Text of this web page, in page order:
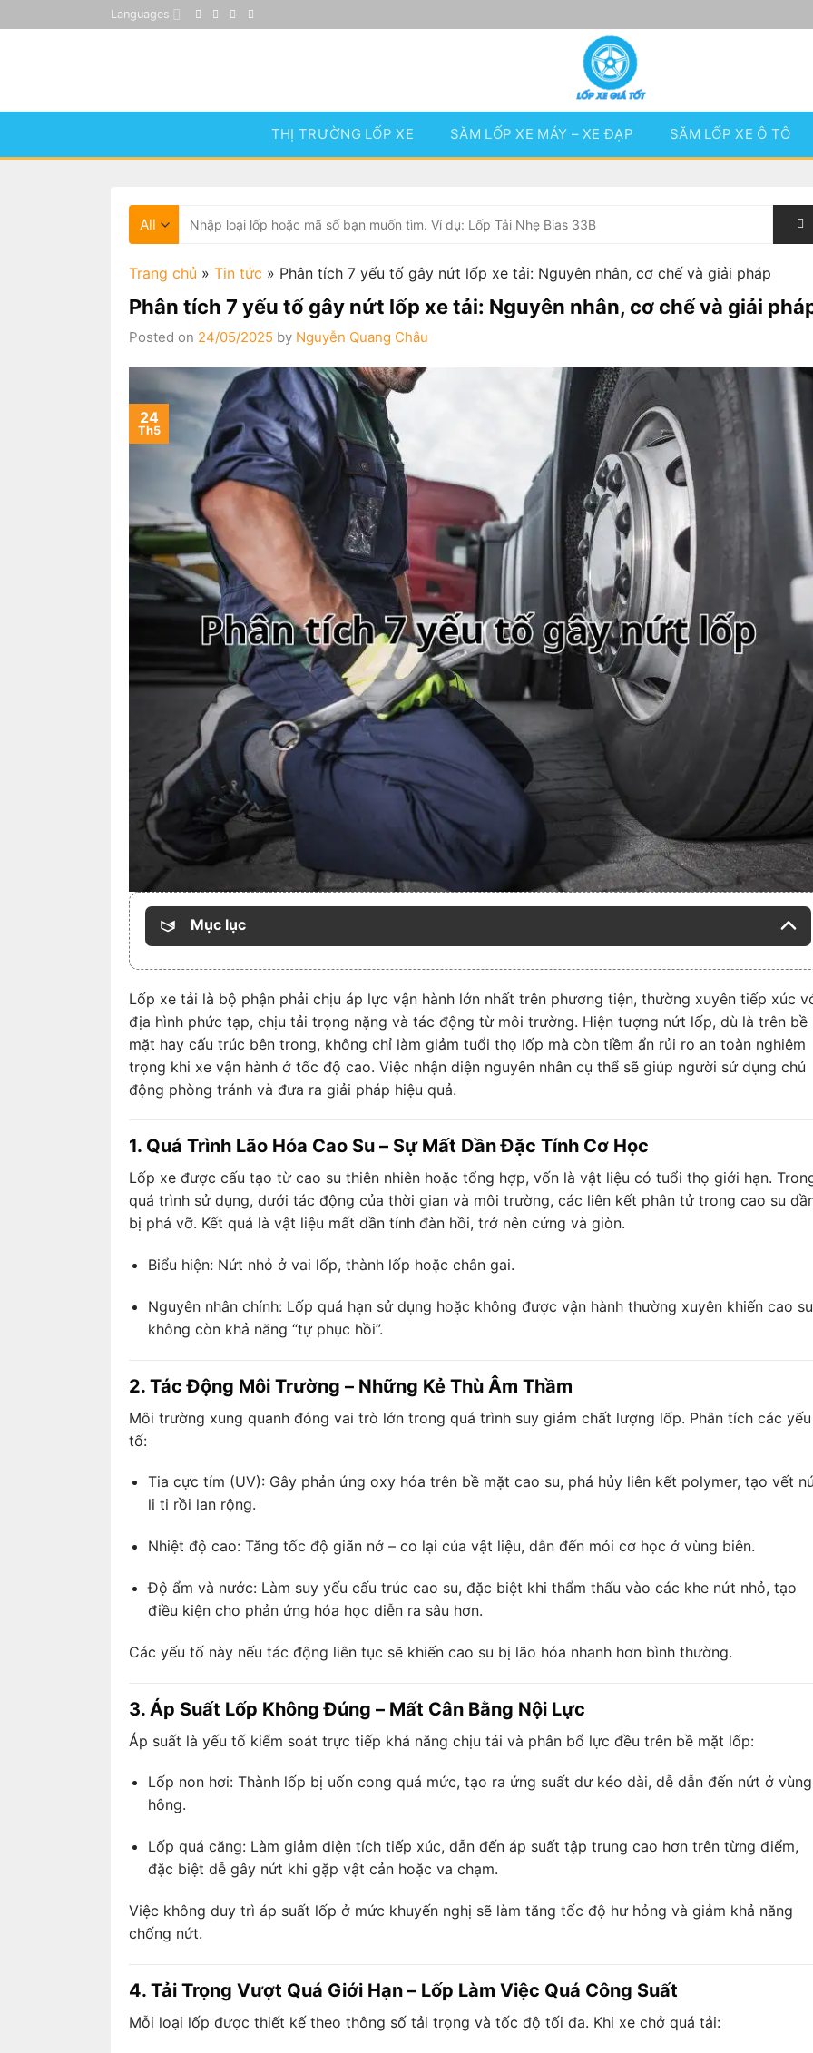
to
Languages
THỊ TRƯỜNG LỐP XE SĂM LỐP XE MÁY – XE ĐẠP SĂM LỐP XE Ô TÔ
kiếm:
Trang chủ » Tin tức » Phân tích 7 yếu tố gây nứt lốp xe tải: Nguyên nhân, cơ chế và giải pháp
Phân tích 7 yếu tố gây nứt lốp xe tải: Nguyên nhân, cơ chế và giải
Posted on 24/05/2025 by Nguyễn Quang Châu
24
Th5
Mục lục
Lốp xe tải là bộ phận phải chịu áp lực vận hành lớn nhất trên phương tiện, thường xuyên tiếp xúc
địa hình phức tạp, chịu tải trọng nặng và tác động từ môi trường. Hiện tượng nứt lốp, dù là trên bề
mặt hay cấu trúc bên trong, không chỉ làm giảm tuổi thọ lốp mà còn tiềm ẩn rủi ro an toàn nghiêm
trọng khi xe vận hành ở tốc độ cao. Việc nhận diện nguyên nhân cụ thể sẽ giúp người sử dụng chủ
động phòng tránh và đưa ra giải pháp hiệu quả.
1. Quá Trình Lão Hóa Cao Su – Sự Mất Dần Đặc Tính Cơ Học
Lốp xe được cấu tạo từ cao su thiên nhiên hoặc tổng hợp, vốn là vật liệu có tuổi thọ giới hạn.
quá trình sử dụng, dưới tác động của thời gian và môi trường, các liên kết phân tử trong cao su
bị phá vỡ. Kết quả là vật liệu mất dần tính đàn hồi, trở nên cứng và giòn.
Biểu hiện: Nứt nhỏ ở vai lốp, thành lốp hoặc chân gai.
Nguyên nhân chính: Lốp quá hạn sử dụng hoặc không được vận hành thường xuyên khiến cao su
không còn khả năng “tự phục hồi”.
2. Tác Động Môi Trường – Những Kẻ Thù Âm Thầm
Môi trường xung quanh đóng vai trò lớn trong quá trình suy giảm chất lượng lốp. Phân tích các yếu
tố:
Tia cực tím (UV): Gây phản ứng oxy hóa trên bề mặt cao su, phá hủy liên kết polymer, tạo vết
li ti rồi lan rộng.
Nhiệt độ cao: Tăng tốc độ giãn nở – co lại của vật liệu, dẫn đến mỏi cơ học ở vùng biên.
Độ ẩm và nước: Làm suy yếu cấu trúc cao su, đặc biệt khi thẩm thấu vào các khe nứt nhỏ, tạo
điều kiện cho phản ứng hóa học diễn ra sâu hơn.
Các yếu tố này nếu tác động liên tục sẽ khiến cao su bị lão hóa nhanh hơn bình thường.
3. Áp Suất Lốp Không Đúng – Mất Cân Bằng Nội Lực
Áp suất là yếu tố kiểm soát trực tiếp khả năng chịu tải và phân bổ lực đều trên bề mặt lốp:
Lốp non hơi: Thành lốp bị uốn cong quá mức, tạo ra ứng suất dư kéo dài, dễ dẫn đến nứt ở vùng
hông.
Lốp quá căng: Làm giảm diện tích tiếp xúc, dẫn đến áp suất tập trung cao hơn trên từng điểm,
đặc biệt dễ gây nứt khi gặp vật cản hoặc va chạm.
Việc không duy trì áp suất lốp ở mức khuyến nghị sẽ làm tăng tốc độ hư hỏng và giảm khả năng
chống nứt.
4. Tải Trọng Vượt Quá Giới Hạn – Lốp Làm Việc Quá Công Suất
Mỗi loại lốp được thiết kế theo thông số tải trọng và tốc độ tối đa. Khi xe chở quá tải: